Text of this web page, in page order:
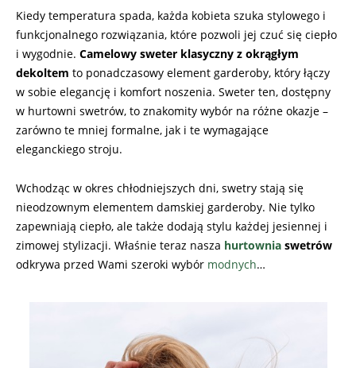
Kiedy temperatura spada, każda kobieta szuka stylowego i
funkcjonalnego rozwiązania, które pozwoli jej czuć się ciepło
i wygodnie. Camelowy sweter klasyczny z okrągłym
dekoltem to ponadczasowy element garderoby, który łączy
w sobie elegancję i komfort noszenia. Sweter ten, dostępny
w hurtowni swetrów, to znakomity wybór na różne okazje –
zarówno te mniej formalne, jak i te wymagające
eleganckiego stroju.
Wchodząc w okres chłodniejszych dni, swetry stają się
nieodzownym elementem damskiej garderoby. Nie tylko
zapewniają ciepło, ale także dodają stylu każdej jesiennej i
zimowej stylizacji. Właśnie teraz nasza hurtownia swetrów
odkrywa przed Wami szeroki wybór modnych…